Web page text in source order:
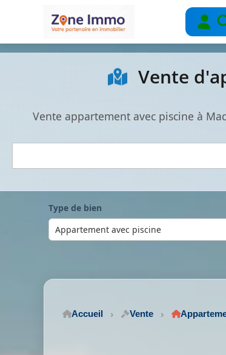
Vente
Vente appartement avec piscine à
Type de bien
Accueil Vente